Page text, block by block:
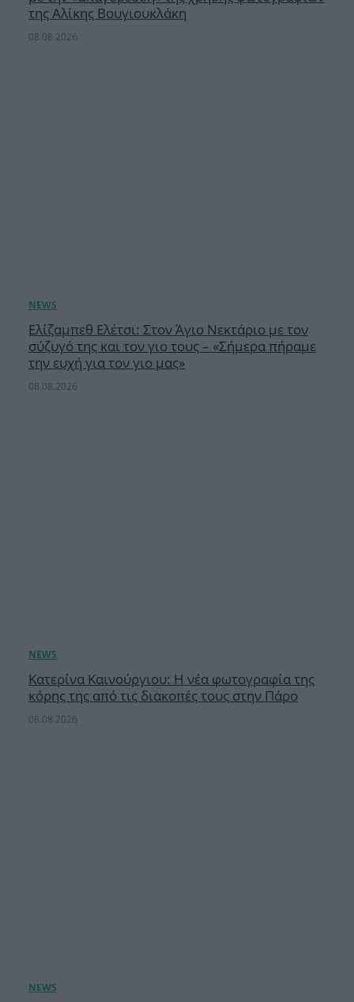
της Αλίκης Βουγιουκλάκη
08.08.2026
Ελίζαμπεθ Ελέτσι: Στον Άγιο Νεκτάριο με τον
σύζυγό της και τον γιο τους – «Σήμερα πήραμε
την ευχή για τον γιο μας»
08.08.2026
Κατερίνα Καινούργιου: Η νέα φωτογραφία της
κόρης της από τις διακοπές τους στην Πάρο
08.08.2026